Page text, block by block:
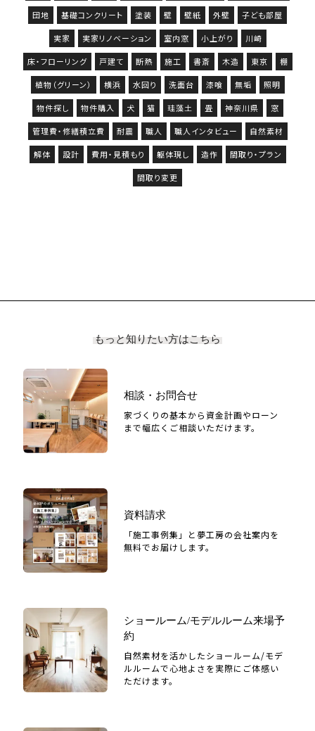
団地 基礎コンクリート 塗装 壁 壁紙 外壁 子ども部屋
実家 実家リノベーション 室内窓 小上がり 川崎
床・フローリング 戸建て 断熱 施工 書斎 木造 東京 棚
植物（グリーン） 横浜 水回り 洗面台 漆喰 無垢 照明
物件探し 物件購入 犬 猫 珪藻土 畳 神奈川県 窓
管理費・修繕積立費 耐震 職人 職人インタビュー 自然素材
解体 設計 費用・見積もり 躯体現し 造作 間取り・プラン
間取り変更
もっと知りたい方はこちら
相談・お問合せ
家づくりの基本から資金計画やローン
まで幅広くご相談いただけます。
資料請求
「施工事例集」と夢工房の会社案内を
無料でお届けします。
ショールーム/モデルルーム来場予
約
自然素材を活かしたショールーム/モデ
ルルームで心地よさを実際にご体感い
ただけます。